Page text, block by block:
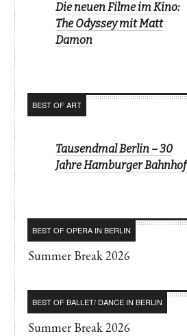
Die neuen Filme im Kino:
The Odyssey mit Matt
Damon
BEST OF ART
Tausendmal Berlin – 30
Jahre Hamburger Bahnhof
BEST OF OPERA IN BERLIN
Summer Break 2026
BEST OF BALLET/ DANCE IN BERLIN
Summer Break 2026